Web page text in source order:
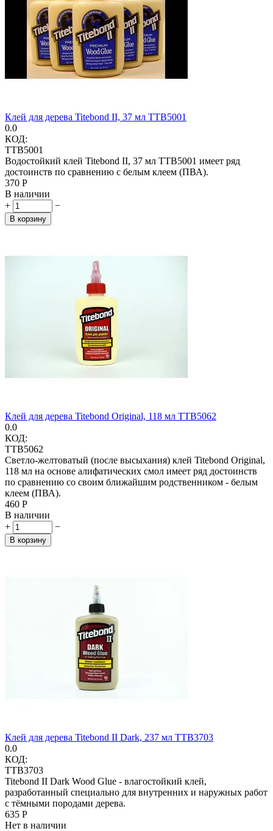
Клей для дерева Titebond II, 37 мл TTB5001
0.0
КОД:
TTB5001
Водостойкий клей Titebond II, 37 мл TTB5001 имеет ряд
достоинств по сравнению с белым клеем (ПВА).
‍370‍ Р
В наличии
+
−
В корзину
Клей для дерева Titebond Original, 118 мл TTB5062
0.0
КОД:
TTB5062
Светло-желтоватый (после высыхания) клей Titebond Original,
118 мл на основе алифатических смол имеет ряд достоинств
по сравнению со своим ближайшим родственником - белым
клеем (ПВА).
‍460‍ Р
В наличии
+
−
В корзину
Клей для дерева Titebond II Dark, 237 мл TTB3703
0.0
КОД:
TTB3703
Titebond II Dark Wood Glue - влагостойкий клей,
разработанный специально для внутренних и наружных работ
с тёмными породами дерева.
‍635‍ Р
Нет в наличии